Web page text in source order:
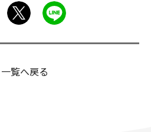
facebook
一覧へ戻る